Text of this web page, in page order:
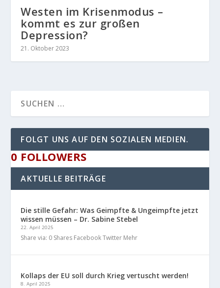
Westen im Krisenmodus –
kommt es zur großen
Depression?
21. Oktober 2023
FOLGT UNS AUF DEN SOZIALEN MEDIEN.
0 FOLLOWERS
AKTUELLE BEITRÄGE
Die stille Gefahr: Was Geimpfte & Ungeimpfte jetzt
wissen müssen – Dr. Sabine Stebel
22. April 2025
Share via: 0 Shares Facebook Twitter Mehr
Kollaps der EU soll durch Krieg vertuscht werden!
8. April 2025